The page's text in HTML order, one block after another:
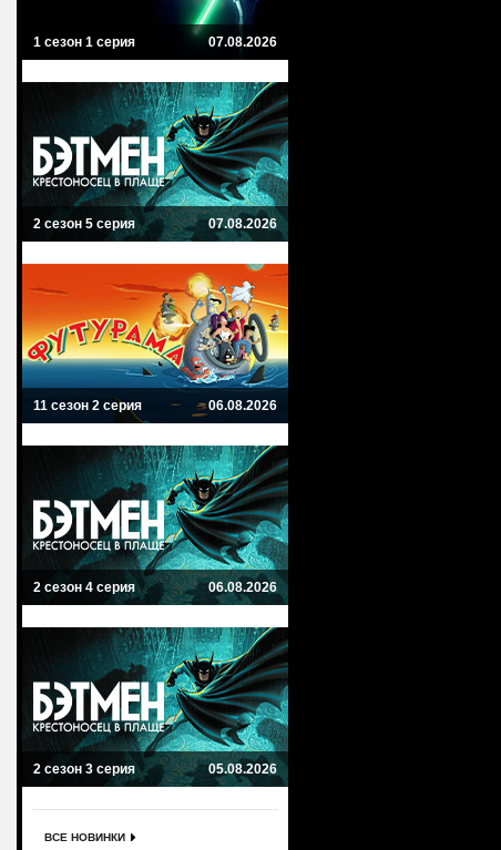
1 сезон 1 серия 07.08.2026
2 сезон 5 серия 07.08.2026
11 сезон 2 серия 06.08.2026
2 сезон 4 серия 06.08.2026
2 сезон 3 серия 05.08.2026
ВСЕ НОВИНКИ